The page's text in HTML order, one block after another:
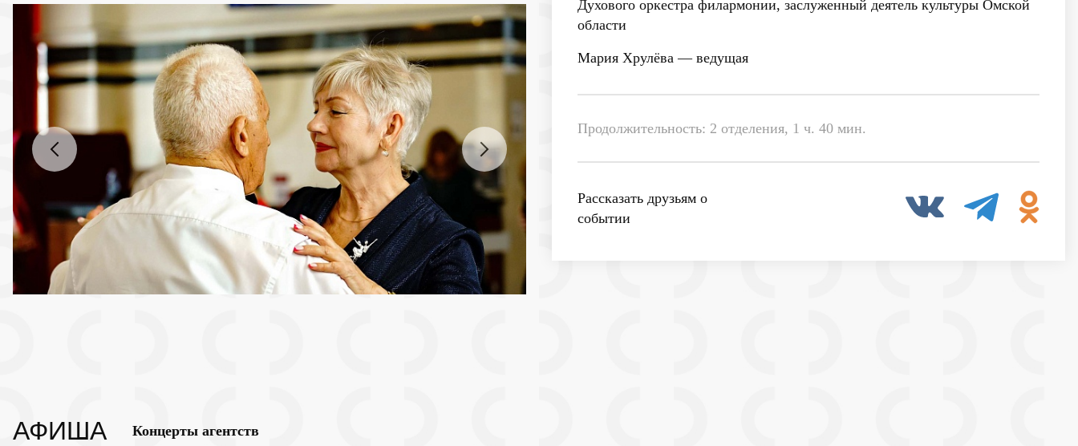
Духового оркестра филармонии, заслуженный деятель культуры Омской
области
Мария Хрулёва — ведущая
Продолжительность: 2 отделения, 1 ч. 40 мин.
Рассказать друзьям о
событии
АФИША Концерты агентств